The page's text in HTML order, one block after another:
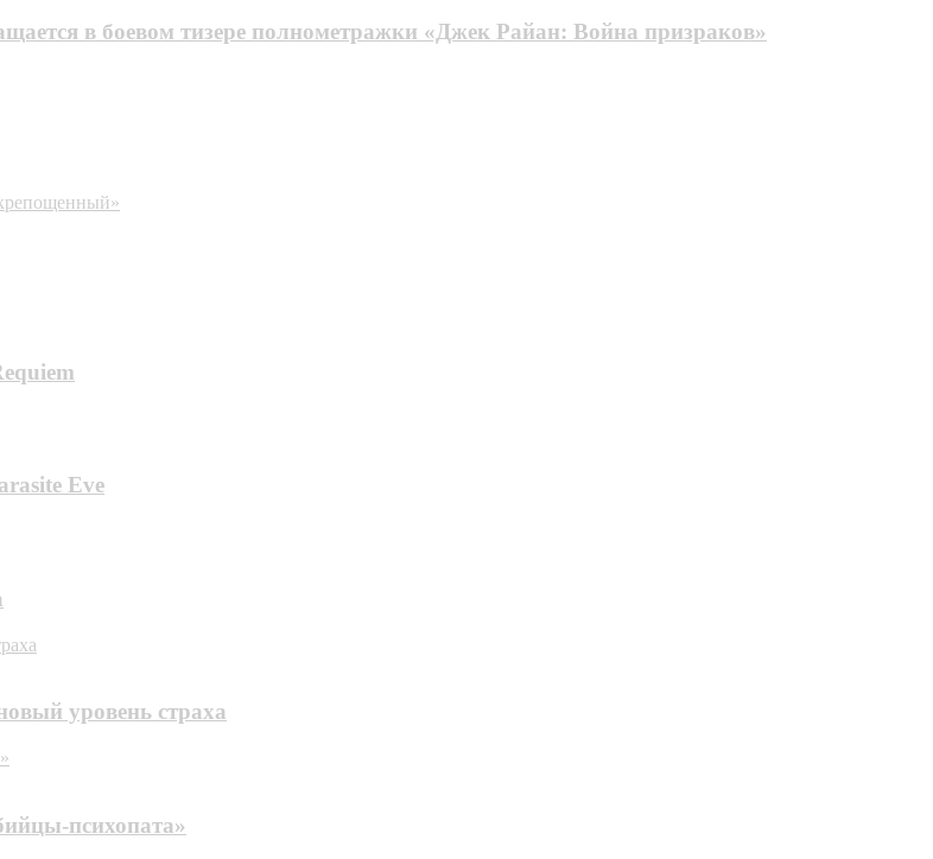
в боевом тизере полнометражки «Джек Райан: Война призраков»
Eve
уровень страха
психопата»